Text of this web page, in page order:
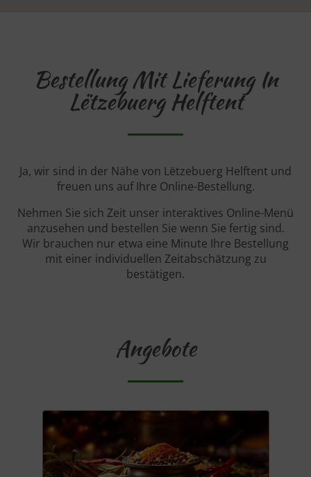
Bestellung Mit Lieferung In
Lëtzebuerg Helftent
Ja, wir sind in der Nähe von Lëtzebuerg Helftent und
freuen uns auf Ihre Online-Bestellung.
Nehmen Sie sich Zeit unser interaktives Online-Menü
anzusehen und bestellen Sie wenn Sie fertig sind.
Wir brauchen nur etwa eine Minute Ihre Bestellung
mit einer individuellen Zeitabschätzung zu
bestätigen.
Angebote